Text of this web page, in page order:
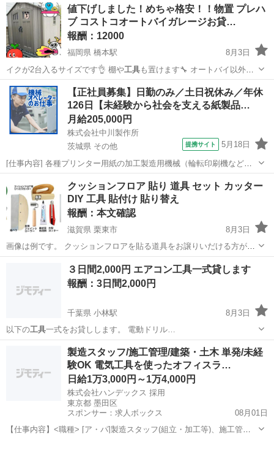
愛知 名古屋市 貸したい タイヤ交換
値下げしました！めちゃ格安！！物置 プレハ
ブ コストコオートバイガレージお貸…
報酬：12000
福岡県 橋本駅
8月3日
イクが2台入るサイズです👌 棚や工具も置けます🔧 オートバイ以外に
も…
福岡 福岡市 橋本駅 貸したい プレハブ
【正社員募集】日勤のみ／土日祝休み／年休
126日【未経験から社会を支える紙製品…
月給205,000円
株式会社中川製作所
茨城県 その他
提携サイト 5月18日
[仕事内容] 各種プリンター用紙の加工製造用機械（輪転印刷機など）
の 操作をお任せします。 ＜具体的には…＞ ・印刷機械やスリッター
機の操作、製品の製造 ・製品に応じた機械の設定・調整 （裁断・型
抜き・ミシン目・穴開け加...
クッションフロア 貼り 道具 セット カッター
DIY 工具 貼付け 貼り替え
報酬：本文確認
滋賀県 栗東市
8月3日
画像は例です。 クッションフロアを貼る道具をお譲りいだける方がい
らっしゃいましたら 受渡し可能な場所と日時を添えてメッセージ 願い
買いたい/ください
３日間2,000円 エアコン工具一式貸します
報酬：3日間2,000円
千葉県 小林駅
8月3日
以下の工具 一式をお貸しします。 電動ドリル…
印西市 小林駅 貸したい 工具
製造スタッフ/施工管理/建築・土木 単発/未経
験OK 電気工具を使ったオフィスラ…
日給1万3,000円～1万4,000円
株式会社ハンデックス 採用
東京都 墨田区
スポンサー：求人ボックス
08月01日
【仕事内容】<職種> [ア・パ]製造スタッフ(組立・加工等)、施工管